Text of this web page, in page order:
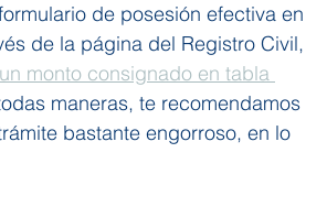
de posesión efectiva en
de la página del Registro Civil,
monto consignado en tabla
maneras, te recomendamos
bastante engorroso, en lo